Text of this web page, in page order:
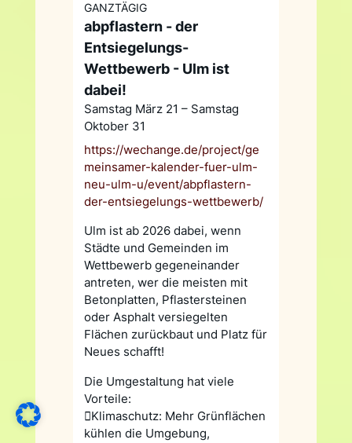
GANZTÄGIG
abpflastern - der
Entsiegelungs-
Wettbewerb - Ulm ist
dabei!
Samstag März 21 – Samstag
Oktober 31
https://wechange.de/project/ge
meinsamer-kalender-fuer-ulm-
neu-ulm-u/event/abpflastern-
der-entsiegelungs-wettbewerb/
Ulm ist ab 2026 dabei, wenn
Städte und Gemeinden im
Wettbewerb gegeneinander
antreten, wer die meisten mit
Betonplatten, Pflastersteinen
oder Asphalt versiegelten
Flächen zurückbaut und Platz für
Neues schafft!
Die Umgestaltung hat viele
Vorteile:
Klimaschutz: Mehr Grünflächen
kühlen die Umgebung,